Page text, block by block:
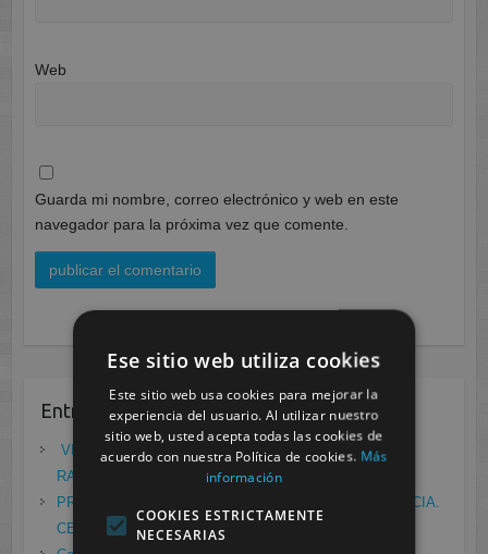
Web
Guarda mi nombre, correo electrónico y web en este
navegador para la próxima vez que comente.
Entradas recientes
VII ENCUENTRO DE EMPRESA FCT/DUAL:
RADIODIAGNÓSTICO
mayo 21, 2021
PRÁCTICAS EN EL LABORATORIO DE RADIOFARMACIA.
CESUR MURCIA febrero 4, 2021
Ese sitio web utiliza cookies
Este sitio web usa cookies para mejorar la
experiencia del usuario. Al utilizar nuestro
sitio web, usted acepta todas las cookies de
acuerdo con nuestra Política de cookies. Más
información
COOKIES ESTRICTAMENTE
NECESARIAS